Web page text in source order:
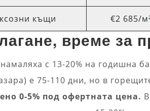
къщи €2 685/
време за
с 13-20% на годишна
е 75-110 дни, но в
0-5% под офертната цена. В